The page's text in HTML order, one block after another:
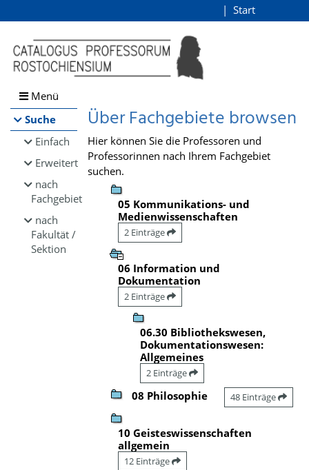
Browsen
direkt zum Inhalt
Start
Menü
Suche
Einfach
Erweitert
nach
Fachgebiet
nach
Fakultät /
Sektion
Über Fachgebiete browsen
Hier können Sie die Professoren und
Professorinnen nach Ihrem Fachgebiet
suchen.
05 Kommunikations- und
Medienwissenschaften
2 Einträge
06 Information und
Dokumentation
2 Einträge
06.30 Bibliothekswesen,
Dokumentationswesen:
Allgemeines
2 Einträge
08 Philosophie 48 Einträge
10 Geisteswissenschaften
allgemein
12 Einträge